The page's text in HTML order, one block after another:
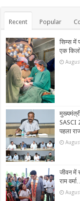
Recent Popular
सिम्स में
एक
SASCI
पहला
जीवन में
राम